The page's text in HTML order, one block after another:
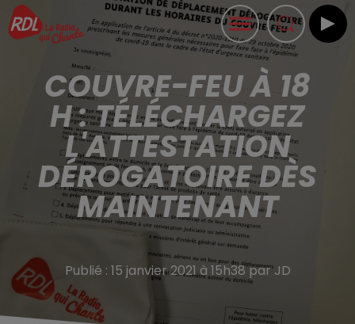
COUVRE-FEU À 18
H : TÉLÉCHARGEZ
L'ATTESTATION
DÉROGATOIRE DÈS
MAINTENANT
Publié : 15 janvier 2021 à 15h38 par JD